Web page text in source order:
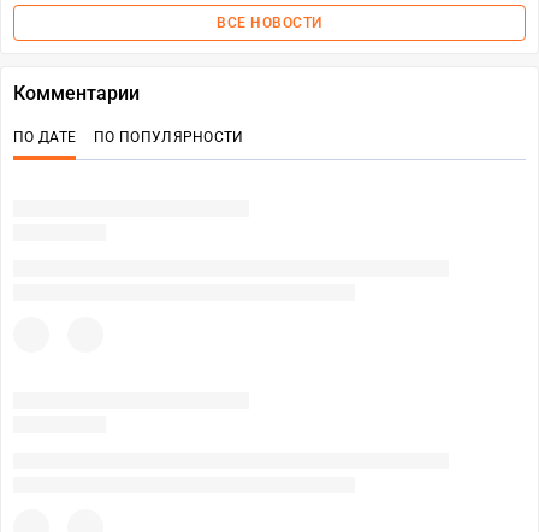
ВСЕ НОВОСТИ
Комментарии
ПО ДАТЕ ПО ПОПУЛЯРНОСТИ